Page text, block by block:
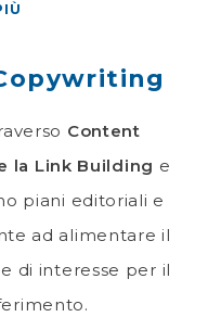
Content
la Link Building e
piani editoriali e
ad alimentare il
di interesse per il